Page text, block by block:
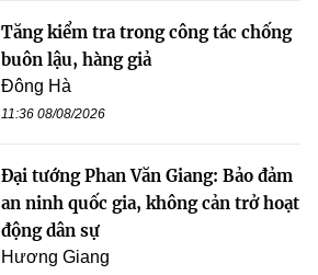
Tăng kiểm tra trong công tác chống
buôn lậu, hàng giả
Đông Hà
11:36 08/08/2026
Đại tướng Phan Văn Giang: Bảo đảm
an ninh quốc gia, không cản trở hoạt
động dân sự
Hương Giang